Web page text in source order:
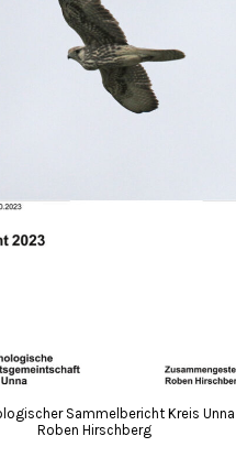
Sammelbericht Kreis
Roben Hirschberg